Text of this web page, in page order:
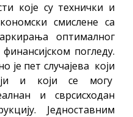
које су технички и
смислене са
оптималног
погледу.
пет случајева који
и који се могу
и сврсисходан
Једноставним